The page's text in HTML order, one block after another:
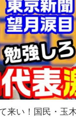
来い！国民・玉